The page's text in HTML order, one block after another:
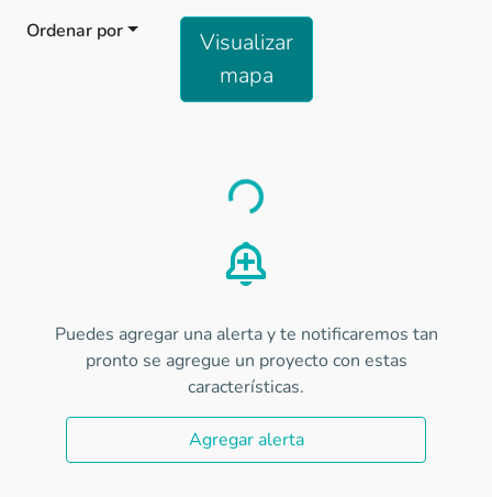
Ordenar por
Visualizar
mapa
Load
Puedes agregar una alerta y te notificaremos tan
pronto se agregue un proyecto con estas
características.
Agregar alerta